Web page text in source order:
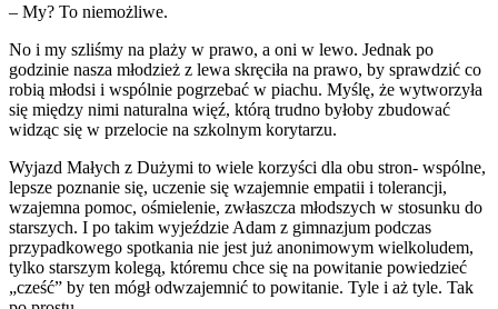
– My? To niemożliwe.
No i my szliśmy na plaży w prawo, a oni w lewo. Jednak po
godzinie nasza młodzież z lewa skręciła na prawo, by sprawdzić co
robią młodsi i wspólnie pogrzebać w piachu. Myślę, że wytworzyła
się między nimi naturalna więź, którą trudno byłoby zbudować
widząc się w przelocie na szkolnym korytarzu.
Wyjazd Małych z Dużymi to wiele korzyści dla obu stron- wspólne,
lepsze poznanie się, uczenie się wzajemnie empatii i tolerancji,
wzajemna pomoc, ośmielenie, zwłaszcza młodszych w stosunku do
starszych. I po takim wyjeździe Adam z gimnazjum podczas
przypadkowego spotkania nie jest już anonimowym wielkoludem,
tylko starszym kolegą, któremu chce się na powitanie powiedzieć
„cześć” by ten mógł odwzajemnić to powitanie. Tyle i aż tyle. Tak